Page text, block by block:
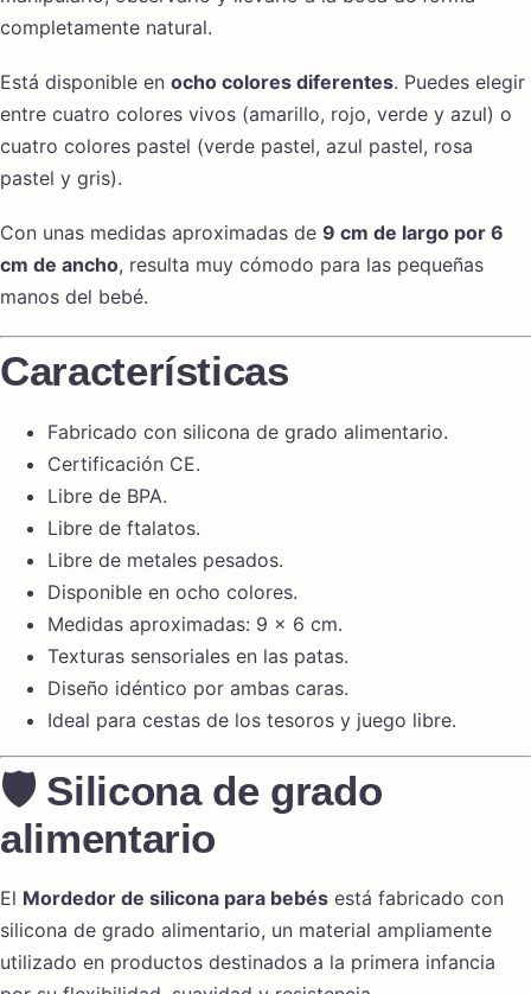
completamente natural.
Está disponible en ocho colores diferentes. Puedes elegir
entre cuatro colores vivos (amarillo, rojo, verde y azul) o
cuatro colores pastel (verde pastel, azul pastel, rosa
pastel y gris).
Con unas medidas aproximadas de 9 cm de largo por 6
cm de ancho, resulta muy cómodo para las pequeñas
manos del bebé.
Características
Fabricado con silicona de grado alimentario.
Certificación CE.
Libre de BPA.
Libre de ftalatos.
Libre de metales pesados.
Disponible en ocho colores.
Medidas aproximadas: 9 × 6 cm.
Texturas sensoriales en las patas.
Diseño idéntico por ambas caras.
Ideal para cestas de los tesoros y juego libre.
🛡️ Silicona de grado
alimentario
El Mordedor de silicona para bebés está fabricado con
silicona de grado alimentario, un material ampliamente
utilizado en productos destinados a la primera infancia